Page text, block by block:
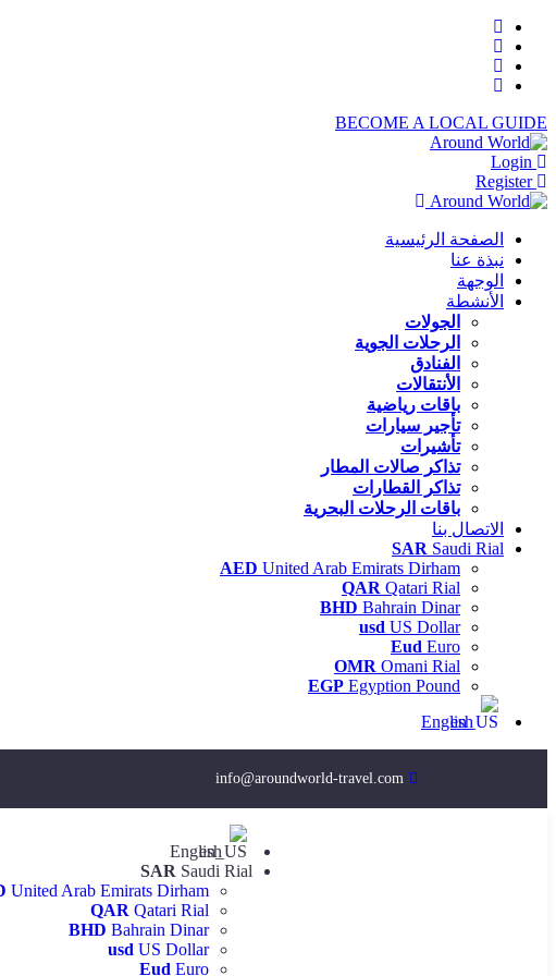
BECOME A LOCAL GUIDE
Register
الصفحة الرئيسية
نبذة عنا
الوجهة
الأنشطة
الجولات
الرحلات الجوية
الفنادق
الأنتقالات
باقات رياضية
تأجير سيارات
تأشيرات
تذاكر صالات المطار
تذاكر القطارات
باقات الرحلات البحرية
الاتصال بنا
SAR Saudi Rial
AED United Arab Emirats Dirham
QAR Qatari Rial
BHD Bahrain Dinar
usd US Dollar
Eud Euro
OMR Omani Rial
EGP Egyption Pound
English
info@aroundworld-travel.com
English
SAR Saudi Rial
United Arab Emirats Dirham
QAR Qatari Rial
BHD Bahrain Dinar
usd US Dollar
Eud Euro